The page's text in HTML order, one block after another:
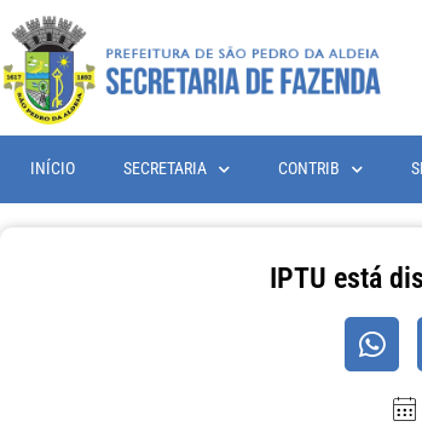
INÍCIO SECRETARIA CONTRIB
IPTU está